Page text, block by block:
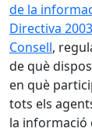
de la
Directiva
Consell,
de què
en què
tots els
la informació